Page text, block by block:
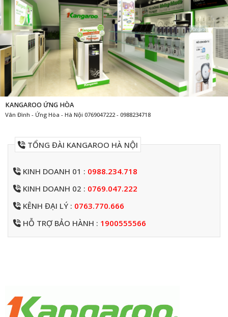
KANGAROO ỨNG HÒA
Vân Đình - Ứng Hòa - Hà Nội 0769047222 - 0988234718
TỔNG ĐÀI KANGAROO HÀ NỘI
KINH DOANH 01 : 0988.234.718
KINH DOANH 02 : 0769.047.222
KÊNH ĐẠI LÝ : 0763.770.666
HỖ TRỢ BẢO HÀNH : 1900555566